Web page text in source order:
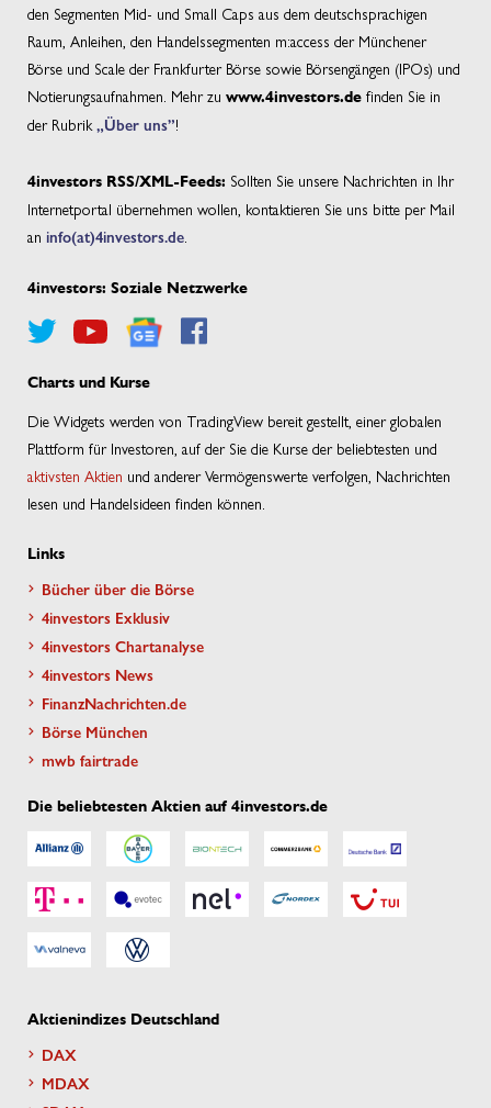
den Segmenten Mid- und Small Caps aus dem deutschsprachigen
Raum, Anleihen, den Handelssegmenten m:access der Münchener
Börse und Scale der Frankfurter Börse sowie Börsengängen (IPOs) und
Notierungsaufnahmen. Mehr zu www.4investors.de finden Sie in
der Rubrik „Über uns”!
4investors RSS/XML-Feeds: Sollten Sie unsere Nachrichten in Ihr
Internetportal übernehmen wollen, kontaktieren Sie uns bitte per Mail
an info(at)4investors.de
4investors: Soziale Netzwerke
Charts und Kurse
Die Widgets werden von TradingView bereit gestellt, einer globalen
Plattform für Investoren, auf der Sie die Kurse der beliebtesten und
aktivsten Aktien und anderer Vermögenswerte verfolgen, Nachrichten
lesen und Handelsideen finden können.
Links
Bücher über die Börse
4investors Exklusiv
4investors Chartanalyse
4investors News
FinanzNachrichten.de
Börse München
mwb fairtrade
Die beliebtesten Aktien auf 4investors.de
Aktienindizes Deutschland
DAX
MDAX